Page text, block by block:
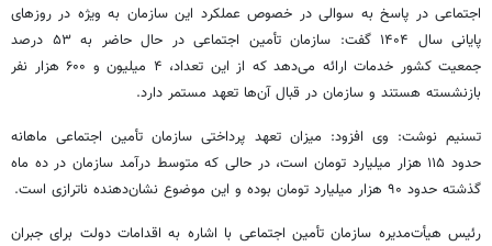
اجتماعی در پاسخ به سوالی در خصوص عملکرد این سازمان به ویژه در روزهای
پایانی سال ۱۴۰۴ گفت: سازمان تأمین اجتماعی در حال حاضر به ۵۳ درصد
جمعیت کشور خدمات ارائه می‌دهد که از این تعداد، ۴ میلیون و ۶۰۰ هزار نفر
بازنشسته هستند و سازمان در قبال آن‌ها تعهد مستمر دارد.
تسنیم نوشت: وی افزود: میزان تعهد پرداختی سازمان تأمین اجتماعی ماهانه
حدود ۱۱۵ هزار میلیارد تومان است، در حالی که متوسط درآمد سازمان در ده ماه
گذشته حدود ۹۰ هزار میلیارد تومان بوده و این موضوع نشان‌دهنده ناترازی است.
رئیس هیأت‌مدیره سازمان تأمین اجتماعی با اشاره به اقدامات دولت برای جبران